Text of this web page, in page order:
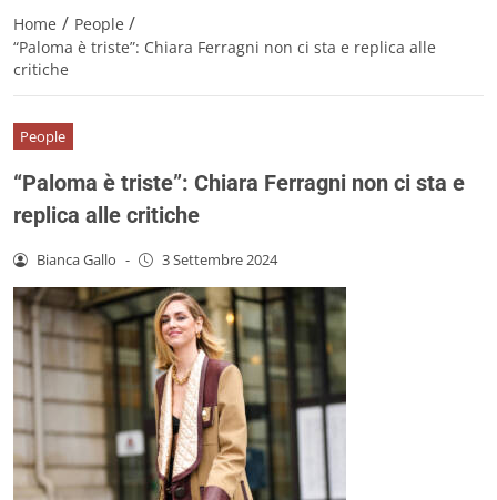
Home / People /
“Paloma è triste”: Chiara Ferragni non ci sta e replica alle
critiche
People
“Paloma è triste”: Chiara Ferragni non ci sta e
replica alle critiche
Bianca Gallo - 3 Settembre 2024